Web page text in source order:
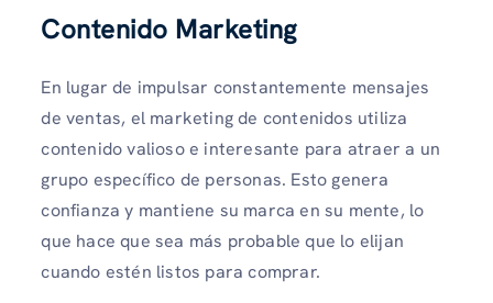
Contenido Marketing
En lugar de impulsar constantemente mensajes
de ventas, el marketing de contenidos utiliza
contenido valioso e interesante para atraer a un
grupo específico de personas. Esto genera
confianza y mantiene su marca en su mente, lo
que hace que sea más probable que lo elijan
cuando estén listos para comprar.